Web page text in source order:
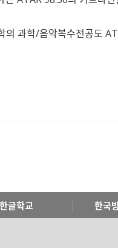
과학/음악복수전공도
한글학교 한국